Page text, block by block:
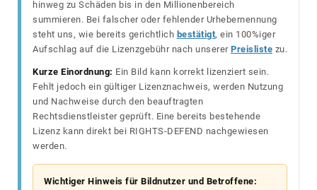
hinweg zu Schäden bis in den Millionenbereich
summieren. Bei falscher oder fehlender Urhebernennung
steht uns, wie bereits gerichtlich bestätigt, ein 100%iger
Aufschlag auf die Lizenzgebühr nach unserer Preisliste zu.
Kurze Einordnung: Ein Bild kann korrekt lizenziert sein.
Fehlt jedoch ein gültiger Lizenznachweis, werden Nutzung
und Nachweise durch den beauftragten
Rechtsdienstleister geprüft. Eine bereits bestehende
Lizenz kann direkt bei RIGHTS-DEFEND nachgewiesen
werden.
Wichtiger Hinweis für Bildnutzer und Betroffene: